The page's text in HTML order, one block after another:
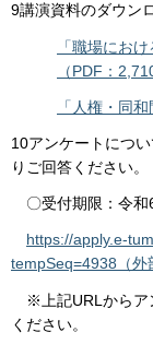
9講演資料のダウン
「職場にお
（PDF：
「人権・同
10アンケートについ
りご回答ください。
〇受付期限：令和
https://apply.e-
tempSeq=4938（外
※上記URLからア
ください。